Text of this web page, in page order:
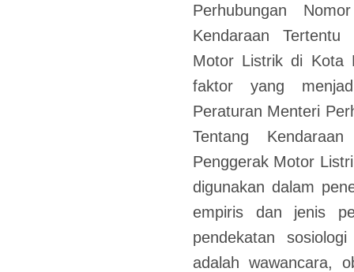
Perhubungan
Kendaraan Tertentu
Motor Listrik di Kota
faktor yang
Peraturan Menteri
Tentang
Penggerak Motor
digunakan dalam
empiris dan jenis
pendekatan
adalah wawancara,